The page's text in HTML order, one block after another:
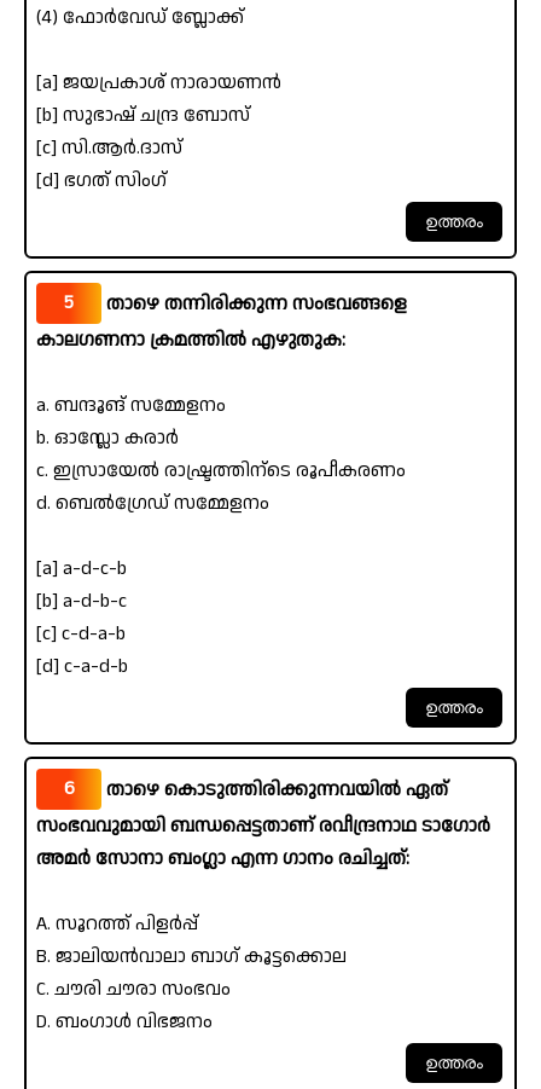
(4) ഫോർവേഡ് ബ്ലോക്ക്
[a] ജയപ്രകാശ് നാരായണൻ
[b] സുഭാഷ് ചന്ദ്ര ബോസ്
[c] സി.ആർ.ദാസ്
[d] ഭഗത് സിംഗ്
5
താഴെ തന്നിരിക്കുന്ന സംഭവങ്ങളെ
കാലഗണനാ ക്രമത്തിൽ എഴുതുക:
a. ബന്ദൂങ് സമ്മേളനം
b. ഓസ്ലോ കരാർ
c. ഇസ്രായേൽ രാഷ്ട്രത്തിന്ടെ രൂപീകരണം
d. ബെൽഗ്രേഡ് സമ്മേളനം
[a] a-d-c-b
[b] a-d-b-c
[c] c-d-a-b
[d] c-a-d-b
6
താഴെ കൊടുത്തിരിക്കുന്നവയിൽ ഏത്
സംഭവവുമായി ബന്ധപ്പെട്ടതാണ് രവീന്ദ്രനാഥ ടാഗോർ
അമർ സോനാ ബംഗ്ലാ എന്ന ഗാനം രചിച്ചത്:
A. സൂറത്ത് പിളർപ്പ്
B. ജാലിയൻവാലാ ബാഗ് കൂട്ടക്കൊല
C. ചൗരി ചൗരാ സംഭവം
D. ബംഗാൾ വിഭജനം